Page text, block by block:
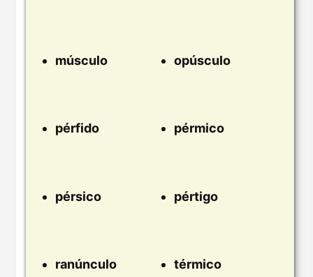
músculo opúsculo
pérfido pérmico
pérsico pértigo
ranúnculo térmico